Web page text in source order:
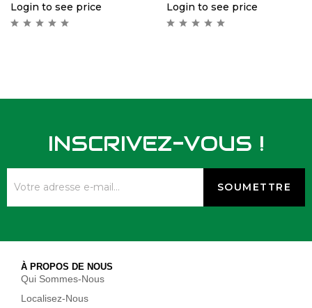
Login to see price
Login to see price
INSCRIVEZ-VOUS !
À PROPOS DE NOUS
Qui Sommes-Nous
Localisez-Nous